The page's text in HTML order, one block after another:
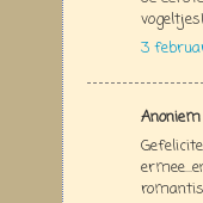
vogeltjes!
3